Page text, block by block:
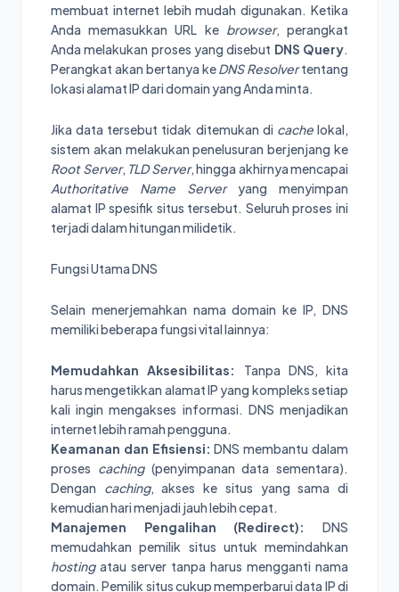
membuat internet lebih mudah digunakan. Ketika
Anda memasukkan URL ke browser, perangkat
Anda melakukan proses yang disebut DNS Query.
Perangkat akan bertanya keDNS Resolvertentang
lokasi alamat IP dari domain yang Anda minta.
Jika data tersebut tidak ditemukan di cachelokal,
sistem akan melakukan penelusuran berjenjang ke
Root Server, TLD Server, hingga akhirnya mencapai
Authoritative Name Serveryang menyimpan
alamat IP spesifik situs tersebut. Seluruh proses ini
terjadi dalam hitungan milidetik.
Fungsi Utama DNS
Selain menerjemahkan nama domain ke IP, DNS
memiliki beberapa fungsi vital lainnya:
Memudahkan Aksesibilitas:
Tanpa DNS, kita
harus mengetikkan alamat IP yang kompleks setiap
kali ingin mengakses informasi. DNS menjadikan
internet lebih ramah pengguna.
Keamanan dan Efisiensi: DNS membantu dalam
proses caching(penyimpanan data sementara).
Dengan caching, akses ke situs yang sama di
kemudian hari menjadi jauh lebih cepat.
Manajemen Pengalihan (Redirect):
DNS
memudahkan pemilik situs untuk memindahkan
hostingatau server tanpa harus mengganti nama
domain. Pemilik situs cukup memperbarui data IP di